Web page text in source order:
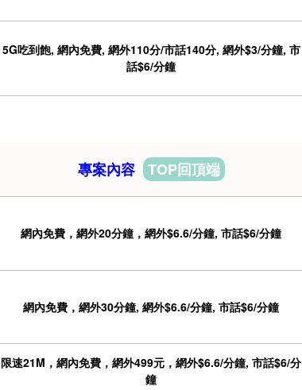
5G吃到飽, 網內免費, 網外110分/市話140分, 網外$3/分鐘, 市
話$6/分鐘
專案內容 TOP回頂端
網內免費，網外20分鐘，網外$6.6/分鐘, 市話$6/分鐘
網內免費，網外30分鐘, 網外$6.6/分鐘, 市話$6/分鐘
限速21M，網內免費，網外499元，網外$6.6/分鐘, 市話$6/分
鐘